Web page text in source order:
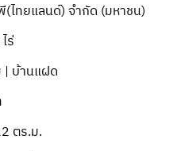
(ไทยแลนด์) จำกัด (มหาชน)
ร่
| บ้านแฝด
ตร.ม.